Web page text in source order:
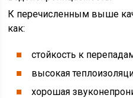
К перечисленным выше
как:
стойкость к
высокая
хорошая